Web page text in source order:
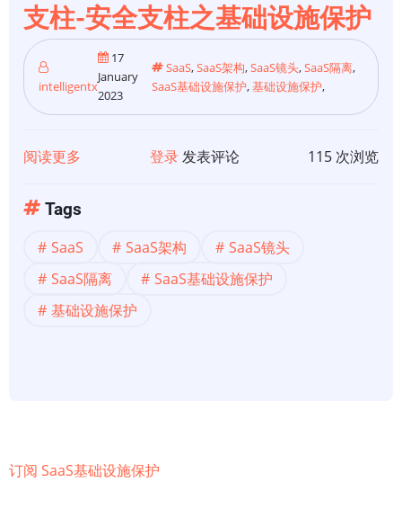
支柱-安全支柱之基础设施保护
intelligentx
17
January
2023
SaaS,SaaS架构,SaaS镜头,SaaS隔离,
SaaS基础设施保护,基础设施保护,
阅读更多
构】
SaaS
镜
全
登录发表评论 115 次浏览
Tags
SaaS SaaS架构
SaaS镜头
SaaS隔离
SaaS基础设施保护
基础设施保护
订阅 SaaS基础设施保护